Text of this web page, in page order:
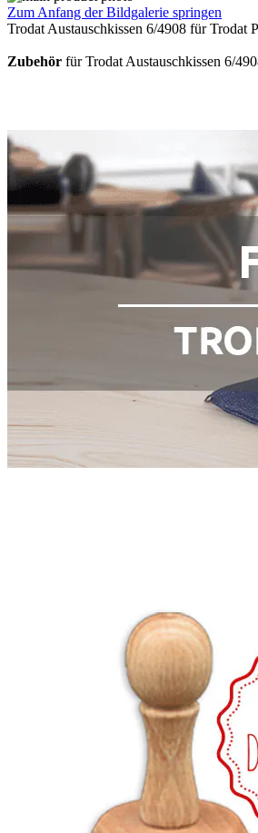
Zum Anfang der Bildgalerie springen
Trodat Austauschkissen 6/4908 für Trodat
Zubehör für Trodat Austauschkissen 6/